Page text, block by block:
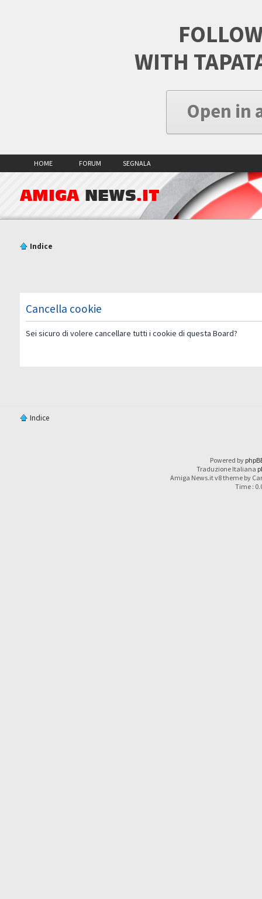
WITH
Open in
HOME FORUM SEGNALA
AMIGA NEWS.IT
Indice
Cancella cookie
Sei sicuro di volere cancellare tutti i cookie di questa Board?
Indice
Powered by
Traduzione Italiana
Amiga News.it v8 theme by
Time :